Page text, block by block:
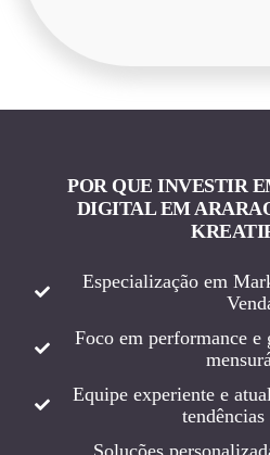
POR QUE INVESTIR
DIGITAL EM
Especialização em
Foco em performance e
Equipe experiente e